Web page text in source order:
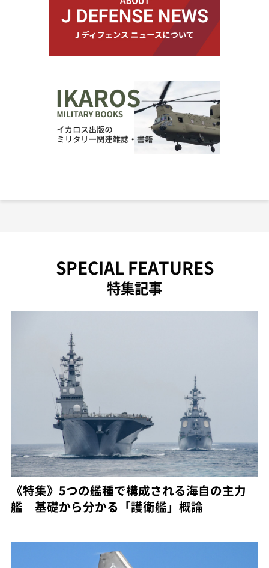
SPECIAL FEATURES
特集記事
《特集》5つの艦種で構成される海自の主力
艦 基礎から分かる「護衛艦」概論